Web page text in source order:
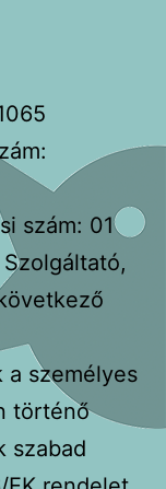
szám: 01
a személyes
történő
szabad